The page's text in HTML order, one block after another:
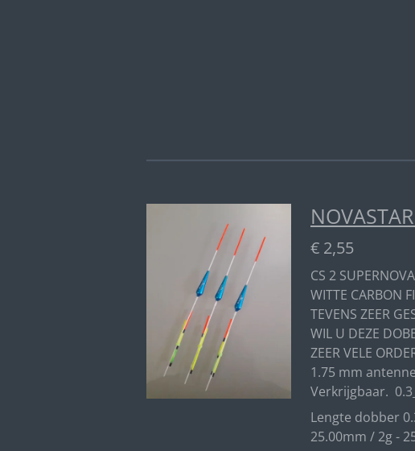
€ 2,55
CS 2
WITTE CARBON
TEVENS ZEER
WIL U DEZE
ZEER VELE
1.75 mm antenne
Verkrijgbaar.
Lengte dobber
25.00mm / 2g -